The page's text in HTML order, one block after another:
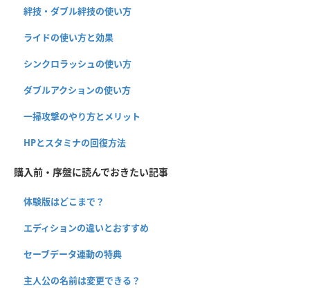
絆技・ダブル絆技の使い方
ライドの使い方と効果
シンクロラッシュの使い方
ダブルアクションの使い方
一掃攻撃のやり方とメリット
HPとスタミナの回復方法
購入前・序盤に読んでおきたい記事
体験版はどこまで？
エディションの違いとおすすめ
セーブデータ連動の特典
主人公の名前は変更できる？